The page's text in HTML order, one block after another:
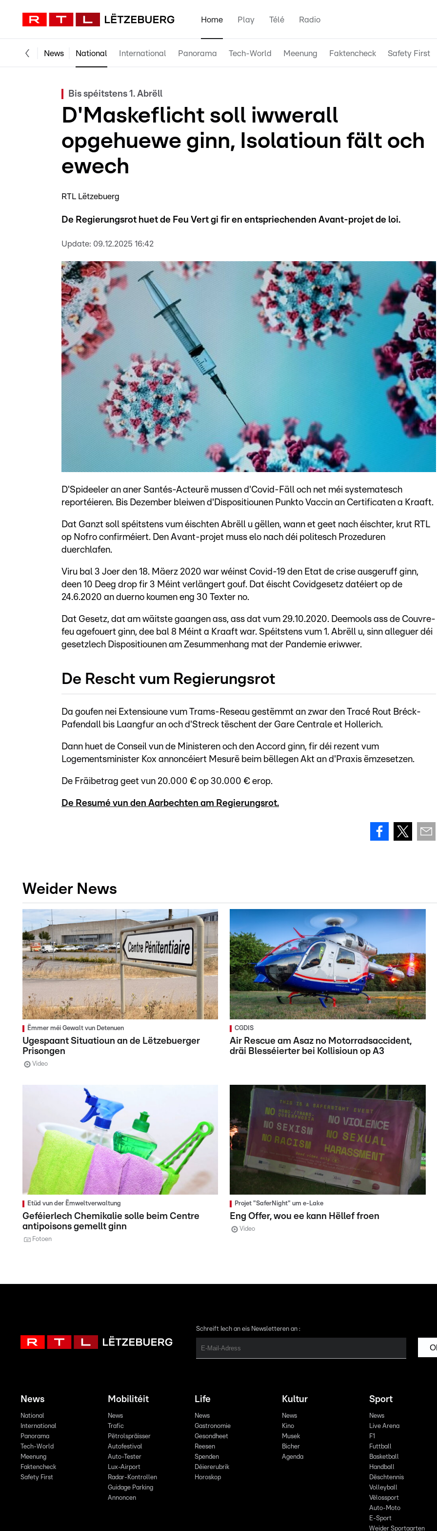
Home Play Télé Radio
News National International Panorama Tech-World Meenung Faktencheck Safety First
Bis spéitstens 1. Abrëll
D'Maskeflicht soll iwwerall
opgehuewe ginn, Isolatioun fält och
ewech
RTL Lëtzebuerg
De Regierungsrot huet de Feu Vert gi fir en entspriechenden Avant-projet de loi.
Update: 09.12.2025 16:42
D'Spideeler an aner Santés-Acteurë mussen d'Covid-Fäll och net méi systematesch
reportéieren. Bis Dezember bleiwen d'Dispositiounen Punkto Vaccin an Certificaten a Kraaft.
Dat Ganzt soll spéitstens vum éischten Abrëll u gëllen, wann et geet nach éischter, krut RTL
op Nofro confirméiert. Den Avant-projet muss elo nach déi politesch Prozeduren
duerchlafen.
Viru bal 3 Joer den 18. Mäerz 2020 war wéinst Covid-19 den Etat de crise ausgeruff ginn,
deen 10 Deeg drop fir 3 Méint verlängert gouf. Dat éischt Covidgesetz datéiert op de
24.6.2020 an duerno koumen eng 30 Texter no.
Dat Gesetz, dat am wäitste gaangen ass, ass dat vum 29.10.2020. Deemools ass de Couvre-
feu agefouert ginn, dee bal 8 Méint a Kraaft war. Spéitstens vum 1. Abrëll u, sinn alleguer déi
gesetzlech Dispositiounen am Zesummenhang mat der Pandemie eriwwer.
De Rescht vum Regierungsrot
Da goufen nei Extensioune vum Trams-Reseau gestëmmt an zwar den Tracé Rout Bréck-
Pafendall bis Laangfur an och d'Streck tëschent der Gare Centrale et Hollerich.
Dann huet de Conseil vun de Ministeren och den Accord ginn, fir déi rezent vum
Logementsminister Kox annoncéiert Mesurë beim bëllegen Akt an d'Praxis ëmzesetzen.
De Fräibetrag geet vun 20.000 € op 30.000 € erop.
De Resumé vun den Aarbechten am Regierungsrot.
Weider News
Ëmmer méi Gewalt vun Detenuen
Ugespaant Situatioun an de Lëtzebuerger
Prisongen
Video
CGDIS
Air Rescue am Asaz no Motorradsaccident,
dräi Blesséierter bei Kollisioun op A3
Etüd vun der Ëmweltverwaltung
Geféierlech Chemikalie solle beim Centre
antipoisons gemellt ginn
Fotoen
Projet "SaferNight" um e-Lake
Eng Offer, wou ee kann Hëllef froen
Video
Schreift Iech an eis Newsletteren an :
News
National
International
Panorama
Tech-World
Meenung
Faktencheck
Safety First
Mobilitéit
News
Trafic
Pëtrolspräisser
Autofestival
Auto-Tester
Lux-Airport
Radar-Kontrollen
Guidage Parking
Annoncen
Life
News
Gastronomie
Gesondheet
Reesen
Spenden
Déiererubrik
Horoskop
Kultur
News
Kino
Musek
Bicher
Agenda
Sport
News
Live Arena
F1
Futtball
Basketball
Handball
Dëschtennis
Volleyball
Vëlossport
Auto-Moto
E-Sport
Weider Sportaarten